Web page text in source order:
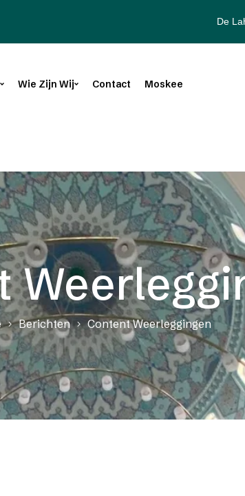
De
Wie Zijn Wij Contact Moskee
Berichten Content Weerleggingen